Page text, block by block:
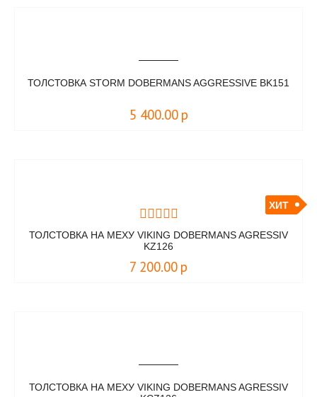
ТОЛСТОВКА STORM DOBERMANS AGGRESSIVE BK151
5 400.00 р
ХИТ
ТОЛСТОВКА НА МЕХУ VIKING DOBERMANS AGRESSIV
KZ126
7 200.00 р
ТОЛСТОВКА НА МЕХУ VIKING DOBERMANS AGRESSIV